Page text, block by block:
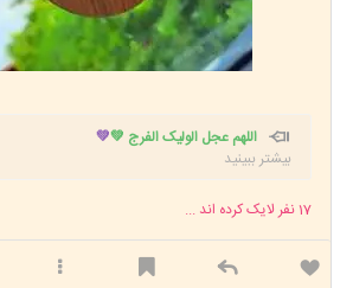
اللهم عجل الولیک الفرج 💚💚
بیشتر ببینید
17نفر لایک کرده اند ...